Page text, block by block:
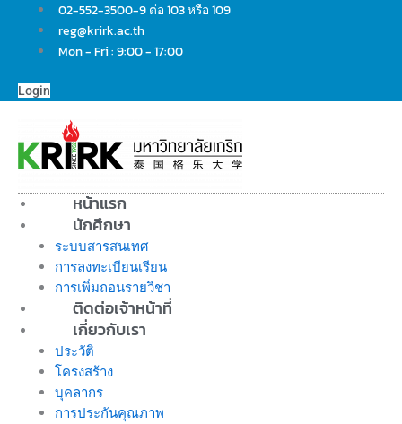
content
02-552-3500-9 ต่อ 103 หรือ 109
reg@krirk.ac.th
Mon - Fri : 9:00 - 17:00
Login
หน้าแรก
นักศึกษา
ระบบสารสนเทศ
การลงทะเบียนเรียน
การเพิ่มถอนรายวิชา
ติดต่อเจ้าหน้าที่
เกี่ยวกับเรา
ประวัติ
โครงสร้าง
บุคลากร
การประกันคุณภาพ